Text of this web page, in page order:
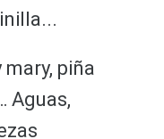
piña
Aguas,